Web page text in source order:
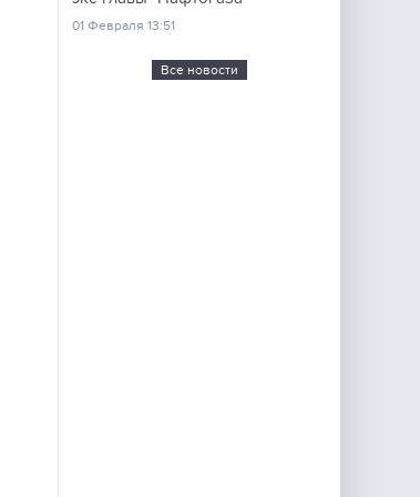
01 Февраля 13:51
Все новости